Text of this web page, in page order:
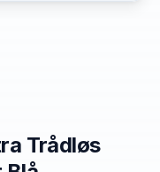
Trådløs